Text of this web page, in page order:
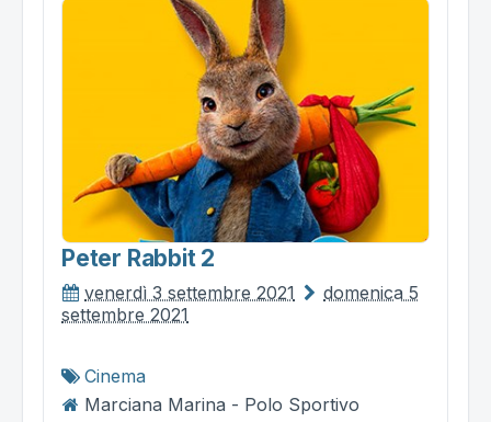
Peter Rabbit 2
venerdì 3 settembre 2021
domenica 5
settembre 2021
Cinema
Marciana Marina - Polo Sportivo